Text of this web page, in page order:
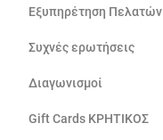
Εξυπηρέτηση Πελατών
Συχνές ερωτήσεις
Διαγωνισμοί
Gift Cards ΚΡΗΤΙΚΟΣ